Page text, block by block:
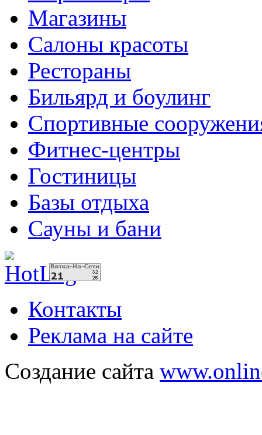
Магазины
Салоны красоты
Рестораны
Бильярд и боулинг
Спортивные
Фитнес-центры
Гостиницы
Базы отдыха
Сауны и бани
Контакты
Реклама на сайте
Создание сайта